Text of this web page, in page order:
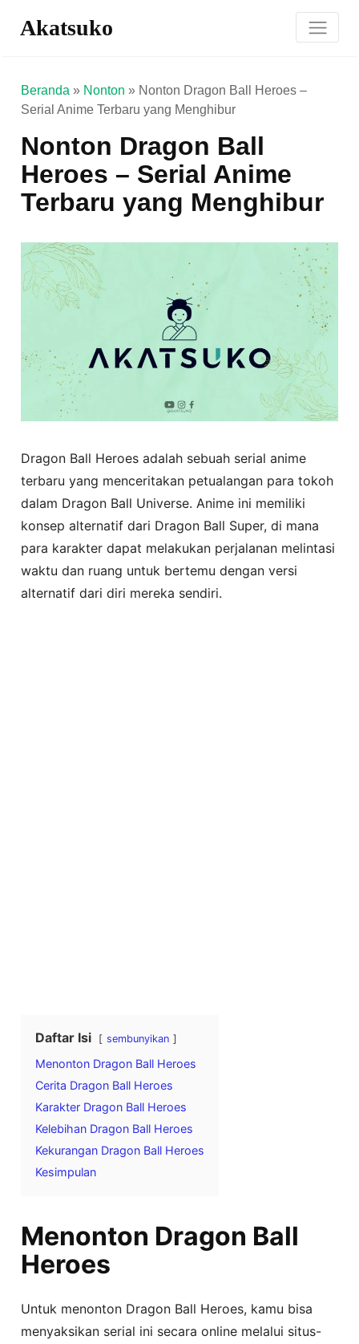
Akatsuko
Beranda » Nonton » Nonton Dragon Ball Heroes –
Serial Anime Terbaru yang Menghibur
Nonton Dragon Ball
Heroes – Serial Anime
Terbaru yang Menghibur
Dragon Ball Heroes adalah sebuah serial anime
terbaru yang menceritakan petualangan para tokoh
dalam Dragon Ball Universe. Anime ini memiliki
konsep alternatif dari Dragon Ball Super, di mana
para karakter dapat melakukan perjalanan melintasi
waktu dan ruang untuk bertemu dengan versi
alternatif dari diri mereka sendiri.
Daftar Isi sembunyikan
Menonton Dragon Ball Heroes
Cerita Dragon Ball Heroes
Karakter Dragon Ball Heroes
Kelebihan Dragon Ball Heroes
Kekurangan Dragon Ball Heroes
Kesimpulan
Menonton Dragon Ball
Heroes
Untuk menonton Dragon Ball Heroes, kamu bisa
menyaksikan serial ini secara online melalui situs-